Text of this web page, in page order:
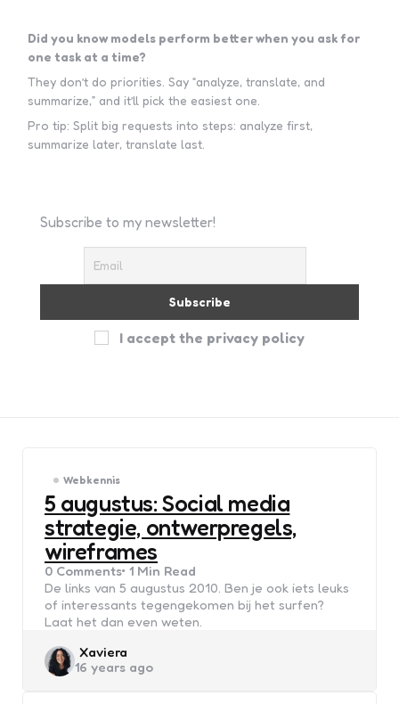
Did you know models perform better when you ask for
one task at a time?
They don’t do priorities. Say “analyze, translate, and
summarize,” and it’ll pick the easiest one.
Pro tip: Split big requests into steps: analyze first,
summarize later, translate last.
Subscribe to my newsletter!
I accept the privacy policy
Webkennis
5 augustus: Social media
strategie, ontwerpregels,
wireframes
0 Comments 1 Min Read
De links van 5 augustus 2010. Ben je ook iets leuks
of interessants tegengekomen bij het surfen?
Laat het dan even weten.
Posted
by
Xaviera
16 years ago